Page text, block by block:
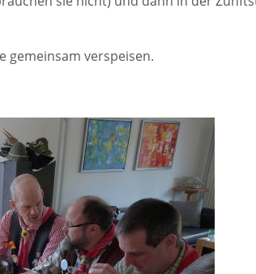
gemeinsam verspeisen.